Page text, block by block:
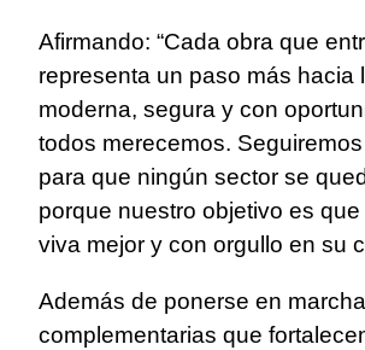
Afirmando: “Cada obra que
representa un paso más hacia
moderna, segura y con
todos merecemos.
para que ningún sector se
porque nuestro objetivo es
viva mejor y con orgullo en su
Además de ponerse en
complementarias que